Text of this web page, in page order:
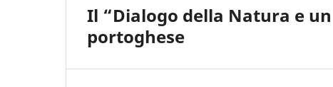
Il “Dialogo della Natura e
portoghese